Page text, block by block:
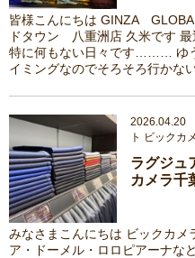
皆様こんにちは GINZA
ドタウン 八重洲店 久米です
特に何もない日々です……… ゆ
イミングなのでそろそろ行かない
2026.04.20
ト ビックカ
ラグジュ
カメラ千
みなさまこんにちは ビックカメ
ア・ドーメル・ロロピアーナな